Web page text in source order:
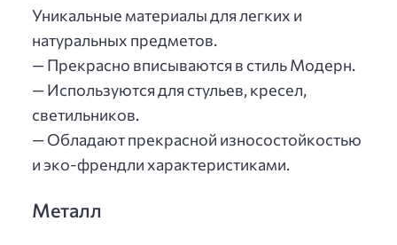
Уникальные материалы для легких и
натуральных предметов.
— Прекрасно вписываются в стиль Модерн.
— Используются для стульев, кресел,
светильников.
— Обладают прекрасной износостойкостью
и эко-френдли характеристиками.
Металл